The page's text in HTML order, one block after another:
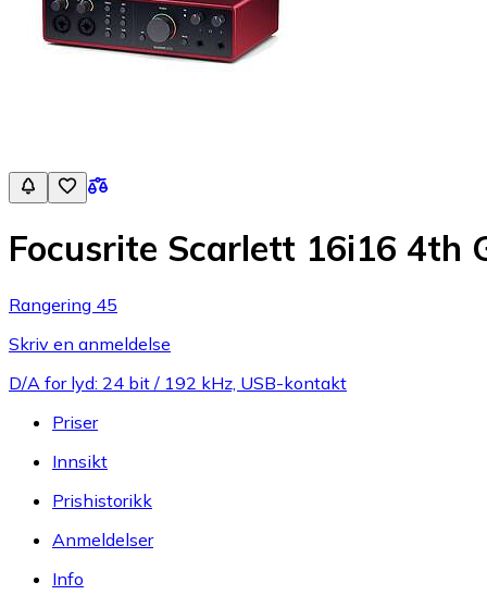
Focusrite Scarlett 16i16 4th
Rangering 45
Skriv en anmeldelse
D/A for lyd: 24 bit / 192 kHz, USB-kontakt
Priser
Innsikt
Prishistorikk
Anmeldelser
Info